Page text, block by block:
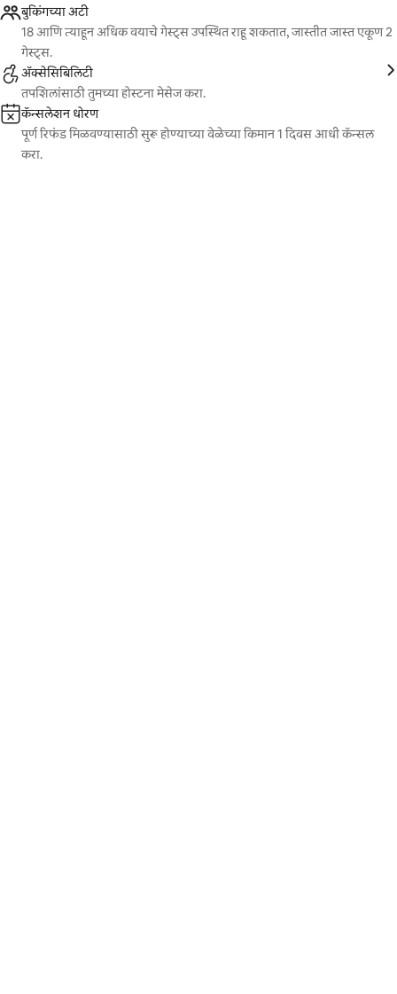
बुकिंगच्या अटी
18 आणि त्याहून अधिक वयाचे गेस्ट्स उपस्थित राहू शकतात, जास्तीत जास्त एकूण 2
गेस्ट्स.
ॲक्सेसिबिलिटी
तपशिलांसाठी तुमच्या होस्टना मेसेज करा.
कॅन्सलेशन धोरण
पूर्ण रिफंड मिळवण्यासाठी सुरू होण्याच्या वेळेच्या किमान 1 दिवस आधी कॅन्सल
करा.